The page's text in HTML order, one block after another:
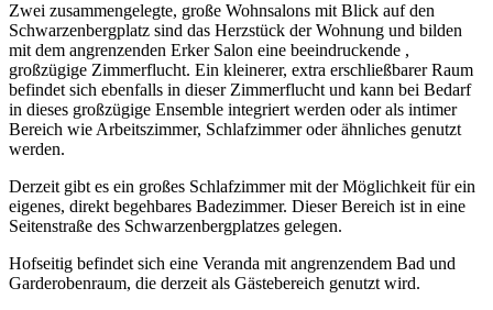
Zwei zusammengelegte, große Wohnsalons mit Blick auf den
Schwarzenbergplatz sind das Herzstück der Wohnung und bilden
mit dem angrenzenden Erker Salon eine beeindruckende ,
großzügige Zimmerflucht. Ein kleinerer, extra erschließbarer Raum
befindet sich ebenfalls in dieser Zimmerflucht und kann bei Bedarf
in dieses großzügige Ensemble integriert werden oder als intimer
Bereich wie Arbeitszimmer, Schlafzimmer oder ähnliches genutzt
werden.
Derzeit gibt es ein großes Schlafzimmer mit der Möglichkeit für ein
eigenes, direkt begehbares Badezimmer. Dieser Bereich ist in eine
Seitenstraße des Schwarzenbergplatzes gelegen.
Hofseitig befindet sich eine Veranda mit angrenzendem Bad und
Garderobenraum, die derzeit als Gästebereich genutzt wird.